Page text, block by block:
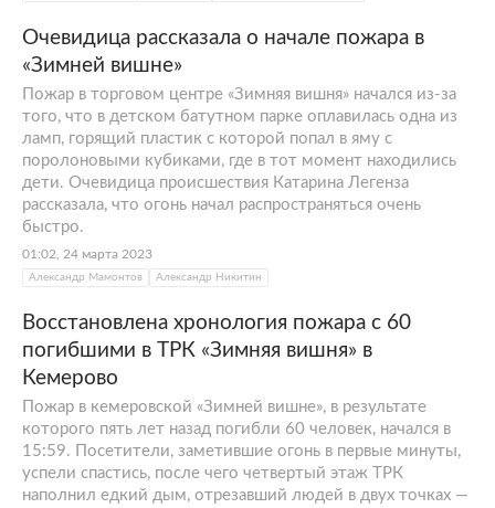
Очевидица рассказала о начале пожара в
«Зимней вишне»
Пожар в торговом центре «Зимняя вишня» начался из-за
того, что в детском батутном парке оплавилась одна из
ламп, горящий пластик с которой попал в яму с
поролоновыми кубиками, где в тот момент находились
дети. Очевидица происшествия Катарина Легенза
рассказала, что огонь начал распространяться очень
быстро.
01:02, 24 марта 2023
Александр Мамонтов Александр Никитин
Восстановлена хронология пожара с 60
погибшими в ТРК «Зимняя вишня» в
Кемерово
Пожар в кемеровской «Зимней вишне», в результате
которого пять лет назад погибли 60 человек, начался в
15:59. Посетители, заметившие огонь в первые минуты,
успели спастись, после чего четвертый этаж ТРК
наполнил едкий дым, отрезавший людей в двух точках —